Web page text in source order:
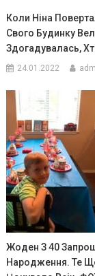
Коли Ніна
Свого Будинку
Здогадувалась,
24.01.2022
Жоден З 40
Народження. Те